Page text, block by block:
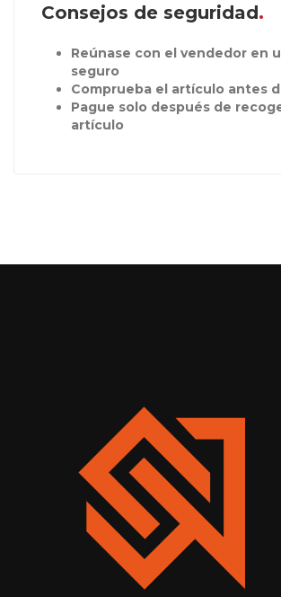
Consejos de seguridad
Reúnase con el vendedor en
seguro
Comprueba el artículo antes
Pague solo después de
artículo